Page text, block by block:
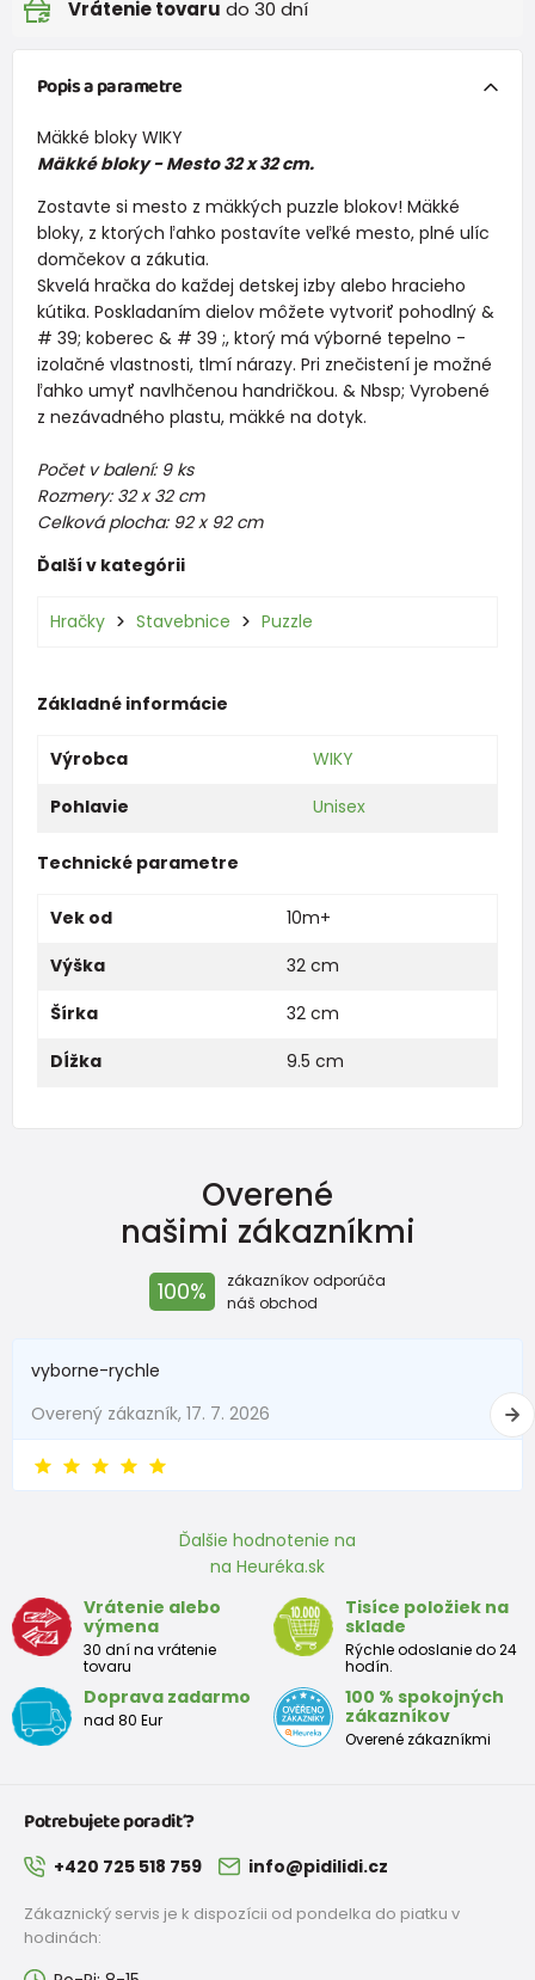
Vrátenie tovaru do 30 dní
Popis a parametre
Mäkké bloky WIKY
Mäkké bloky - Mesto 32 x 32 cm.
Zostavte si mesto z mäkkých puzzle blokov! Mäkké
bloky, z ktorých ľahko postavíte veľké mesto, plné ulíc
domčekov a zákutia.
Skvelá hračka do každej detskej izby alebo hracieho
kútika. Poskladaním dielov môžete vytvoriť pohodlný &
# 39; koberec & # 39 ;, ktorý má výborné tepelno -
izolačné vlastnosti, tlmí nárazy. Pri znečistení je možné
ľahko umyť navlhčenou handričkou. & Nbsp; Vyrobené
z nezávadného plastu, mäkké na dotyk.
Počet v balení: 9 ks
Rozmery: 32 x 32 cm
Celková plocha: 92 x 92 cm
Ďalší v kategórii
Hračky Stavebnice Puzzle
Základné informácie
Výrobca
WIKY
Pohlavie
Unisex
Technické parametre
Vek od
10m+
Výška
32 cm
Šírka
32 cm
Dĺžka
9.5 cm
Overené
našimi zákazníkmi
100%
zákazníkov odporúča
náš obchod
vyborne-rychle
Overený zákazník, 17. 7. 2026
Ďalšie hodnotenie na
na Heuréka.sk
Vrátenie alebo
výmena
30 dní na vrátenie
tovaru
Tisíce položiek na
sklade
Rýchle odoslanie do 24
hodín.
Doprava zadarmo
nad 80 Eur
100 % spokojných
zákazníkov
Overené zákazníkmi
Potrebujete poradiť?
+420 725 518 759 info@pidilidi.cz
Zákaznický servis je k dispozícii od pondelka do piatku v
hodinách: